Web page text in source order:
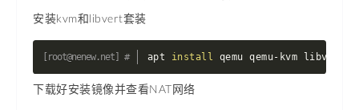
安装kvm和libvert套装
apt install qemu qemu-kvm
下载好安装镜像并查看NAT网络